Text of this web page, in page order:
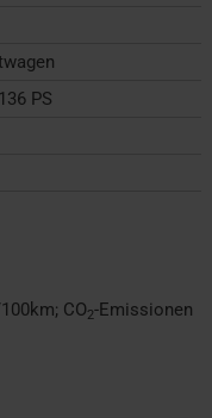
PS
; CO2-Emissionen